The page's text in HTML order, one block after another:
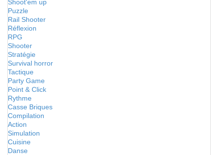
Shoot'em up
Puzzle
Rail Shooter
Réflexion
RPG
Shooter
Stratégie
Survival horror
Tactique
Party Game
Point & Click
Rythme
Casse Briques
Compilation
Action
Simulation
Cuisine
Danse